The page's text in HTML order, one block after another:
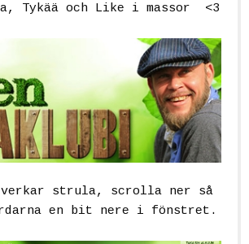
Tykää och Like i massor <3
verkar strula, scrolla ner så
en bit nere i fönstret.